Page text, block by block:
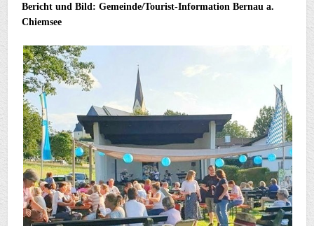
Bericht und Bild: Gemeinde/Tourist-Information Bernau a.
Chiemsee